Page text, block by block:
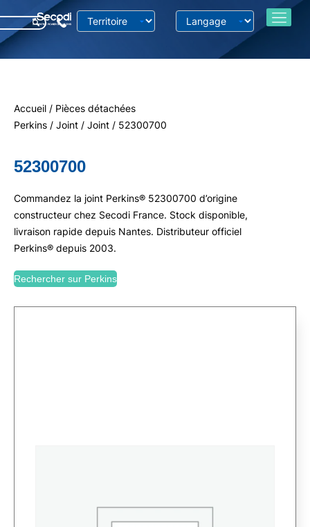
Accueil / Pièces détachées
Perkins / Joint / Joint / 52300700
52300700
Commandez la joint Perkins® 52300700 d’origine
constructeur chez Secodi France. Stock disponible,
livraison rapide depuis Nantes. Distributeur officiel
Perkins® depuis 2003.
Rechercher sur Perkins